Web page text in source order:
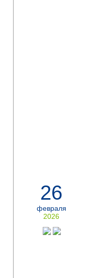
26
февраля
2026